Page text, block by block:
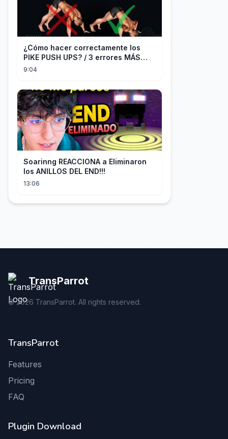
¿Cómo hacer correctamente los
PIKE PUSH UPS? / 3 errores MÁS
9:04
Soarinng REACCIONA a Eliminaron
los ANILLOS DEL END!!!
13:06
TransParrot
©2026 TransParrot. All rights reserved.
TransParrot
Features
Pricing
FAQ
Plugin Download